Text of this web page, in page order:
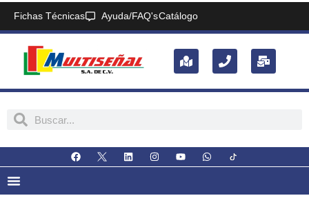
Fichas Técnicas Ayuda/FAQ'sCatálogo